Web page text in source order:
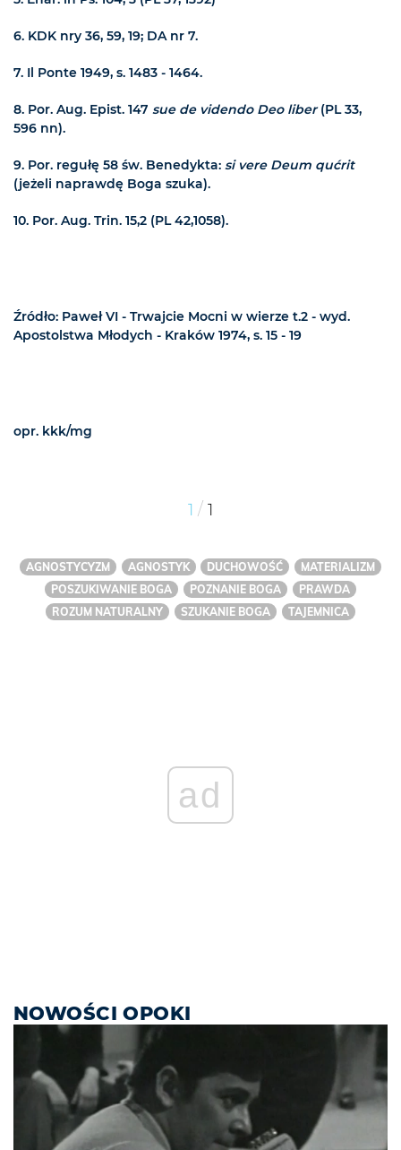
6. KDK nry 36, 59, 19; DA nr 7.
7. Il Ponte 1949, s. 1483 - 1464.
8. Por. Aug. Epist. 147 sue de videndo Deo liber(PL 33,
596 nn).
9. Por. regułę 58 św. Benedykta: si vere Deum qućrit
(jeżeli naprawdę Boga szuka).
10. Por. Aug. Trin. 15,2 (PL 42,1058).
Źródło: Paweł VI - Trwajcie Mocni w wierze t.2 - wyd.
Apostolstwa Młodych - Kraków 1974, s. 15 - 19
opr. kkk/mg
1 / 1
AGNOSTYCYZM AGNOSTYK DUCHOWOŚĆ
MATERIALIZM
POSZUKIWANIE BOGA
POZNANIE BOGA
PRAWDA
ROZUM NATURALNY
SZUKANIE BOGA TAJEMNICA
ad
NOWOŚCI OPOKI